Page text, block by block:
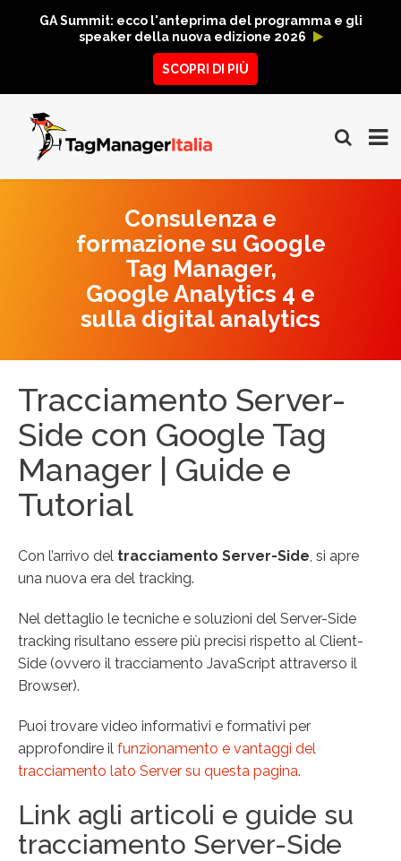
GA Summit: ecco l'anteprima del programma e gli
speaker della nuova edizione 2026
SCOPRI DI PIÙ
Consulenza e
formazione su Google
Tag Manager,
Google Analytics 4 e
sulla digital analytics
Tracciamento Server-
Side con Google Tag
Manager | Guide e
Tutorial
Con l’arrivo del tracciamento Server-Side, si apre
una nuova era del tracking.
Nel dettaglio le tecniche e soluzioni del Server-Side
tracking risultano essere più precisi rispetto al Client-
Side (ovvero il tracciamento JavaScript attraverso il
Browser).
Puoi trovare video informativi e formativi per
approfondire il funzionamento e vantaggi del
tracciamento lato Server su questa pagina.
Link agli articoli e guide su
tracciamento Server-Side